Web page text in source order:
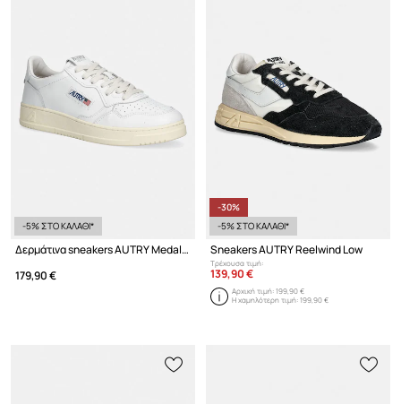
-5% ΣΤΟ ΚΑΛΑΘΙ*
Δερμάτινα sneakers AUTRY Medalist Low
179,90 €
-30%
-5% ΣΤΟ ΚΑΛΑΘΙ*
Sneakers AUTRY Reelwind Low
Τρέχουσα τιμή:
139,90 €
Αρχική τιμή:199,90 €
Η χαμηλότερη τιμή:199,90 €